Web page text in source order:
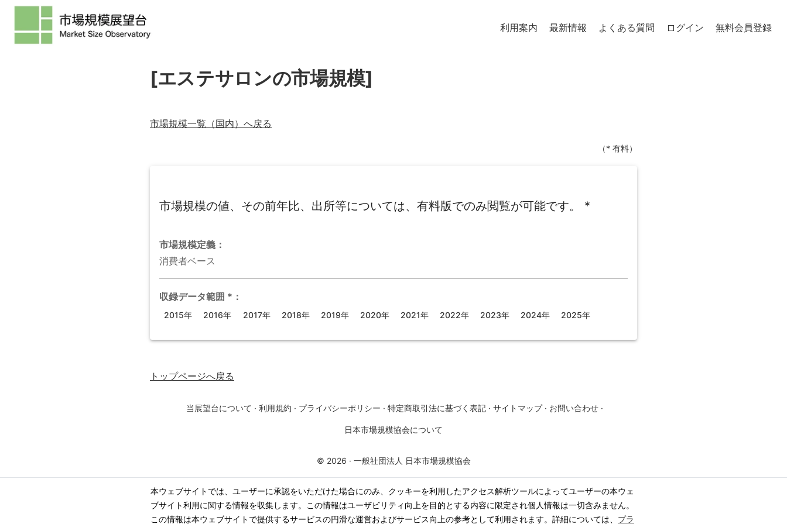
本ウェブサイトでは、ユーザーに承認をいただけた場合にのみ、クッキーを利用したアクセス解析ツールによってユーザーの本ウェ
ブサイト利用に関する情報を収集します。この情報はユーザビリティ向上を目的とする内容に限定され個人情報は一切含みません。
この情報は本ウェブサイトで提供するサービスの円滑な運営およびサービス向上の参考として利用されます。詳細については、 プラ
利用案内 最新情報 よくある質問 ログイン 無料会員登録
[エステサロンの市場規模]
市場規模一覧（国内）へ戻る
（* 有料）
市場規模の値、その前年比、出所等については、有料版でのみ閲覧が可能です。 *
市場規模定義：
消費者ベース
収録データ範囲 * ：
2015年 2016年 2017年 2018年 2019年 2020年 2021年 2022年 2023年 2024年 2025年
トップページへ戻る
当展望台について · 利用規約 · プライバシーポリシー · 特定商取引法に基づく表記 · サイトマップ · お問い合わせ ·
日本市場規模協会について
© 2026 · 一般社団法人 日本市場規模協会